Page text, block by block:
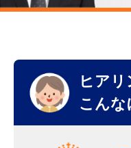
ヒアリ
こん